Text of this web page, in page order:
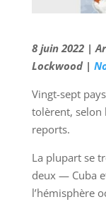
8 juin 2022 |
Lockwood |
Vingt-sept
tolèrent, selon
reports.
La plupart se
deux — Cuba
l’hémisphère